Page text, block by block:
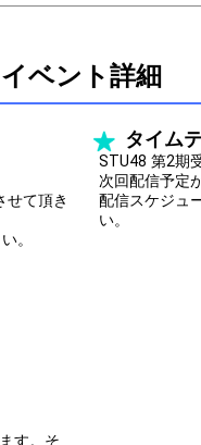
イベント詳細
せて頂き
。
す。そ
タイム
STU48 第2期
次回配信予定
配信スケジュ
い。